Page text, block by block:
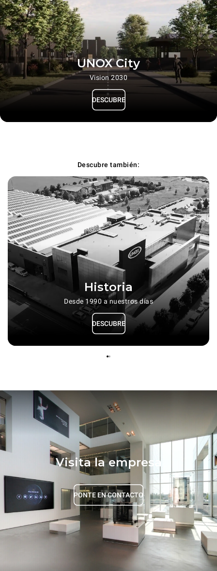
UNOX City
Vision 2030
DESCUBRE
Descubre también:
Historia
Desde 1990 a nuestros días
DESCUBRE
Visita la empresa
PONTE EN CONTACTO